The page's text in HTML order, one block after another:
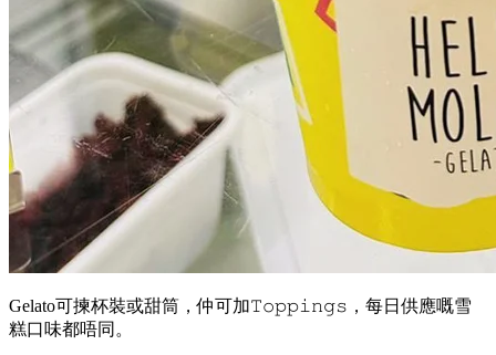
Gelato可揀杯裝或甜筒，仲可加𝚃𝚘𝚙𝚙𝚒𝚗𝚐𝚜，每日供應嘅雪
糕口味都唔同。